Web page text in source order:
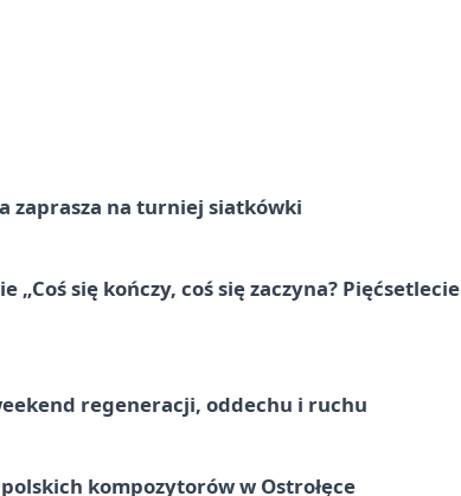
zaprasza na turniej siatkówki
się kończy, coś się zaczyna? Pięćsetlecie
regeneracji, oddechu i ruchu
kompozytorów w Ostrołęce